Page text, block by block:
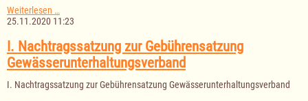
Hundesteuer
Weiterlesen …
über
Erhebung
einer
Hundesteuer
25.11.2020 11:23
I. Nachtragssatzung zur Gebührensatzung
Gewässerunterhaltungsverband
I. Nachtragssatzung zur Gebührensatzung Gewässerunterhaltungsverband